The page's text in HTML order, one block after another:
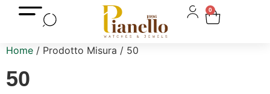
0
Home / Prodotto Misura / 50
50